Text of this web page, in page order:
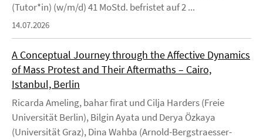
(Tutor*in) (w/m/d) 41 MoStd. befristet auf 2 ...
14.07.2026
A Conceptual Journey through the Affective Dynamics
of Mass Protest and Their Aftermaths – Cairo,
Istanbul, Berlin
Ricarda Ameling, bahar firat und Cilja Harders (Freie
Universität Berlin), Bilgin Ayata und Derya Özkaya
(Universität Graz), Dina Wahba (Arnold-Bergstraesser-